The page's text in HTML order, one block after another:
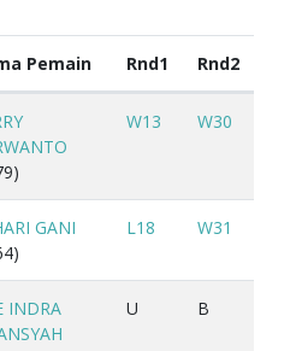
Pemain Rnd1 Rnd2
W13 W30
GANI
L18 W31
INDRA
U B